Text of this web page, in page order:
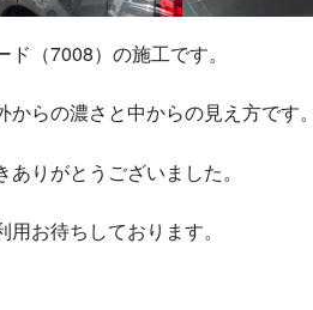
ド（7008）の施工です。
からの濃さと中からの見え方です
ありがとうございました。
用お待ちしております。